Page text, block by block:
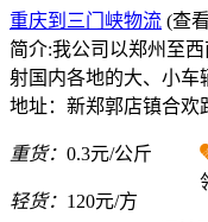
重庆到三门峡物流 (查
简介:我公司以郑州至
射国内各地的大、小车
地址：新郑郭店镇合欢
重货： 0.3元/公斤
轻货： 120元/方